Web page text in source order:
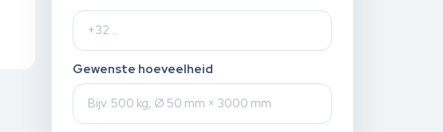
Gewenste hoeveelheid